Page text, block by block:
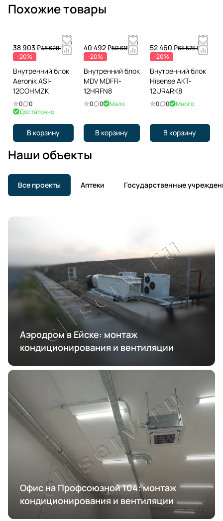
Похожие товары
38 903 ₽48 628 ₽
-20%
Внутренний блок
Aeronik ASI-
12COHMZK
0
0
Достаточно
В корзину
40 492 ₽50 615 ₽
-20%
Внутренний блок
MDV MDFFI-
12HRFN8
0 0 Мало
В корзину
52 460 ₽65 575 ₽
-20%
Внутренний блок
Hisense AKT-
12UR4RK8
0 0 Много
В корзину
Наши объекты
Все проекты Аптеки Государственные
Аэродром в Ейске: монтаж
кондиционирования и вентиляции
Офис на Профсоюзной 104: монтаж
кондиционирования и вентиляции